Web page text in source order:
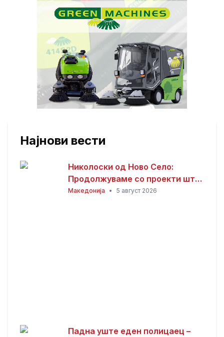
Најнови вести
Николоски од Ново Село:
Продолжуваме со проекти што
носат развој и подобар живот
Македонија • 5 август 2026
Падна уште еден полицаец –